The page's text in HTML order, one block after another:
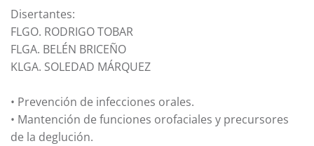
Disertantes:
FLGO. RODRIGO TOBAR
FLGA. BELÉN BRICEÑO
KLGA. SOLEDAD MÁRQUEZ
• Prevención de infecciones orales.
• Mantención de funciones orofaciales y precursores
de la deglución.